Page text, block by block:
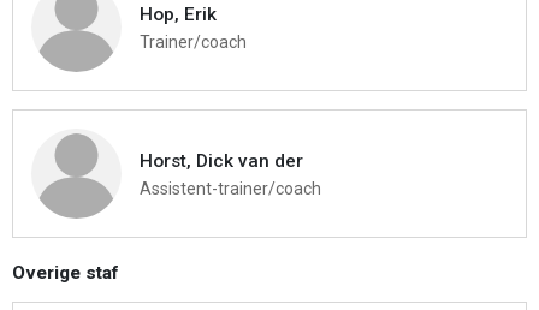
Hop, Erik
Trainer/coach
Horst, Dick van der
Assistent-trainer/coach
Overige staf